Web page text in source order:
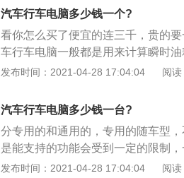
驶者即时掌握车辆信息；3、行车电
量、混合气比例等等。简单地说，
块芯片上集成了微处理器（CPU）
汽车行车电脑多少钱一个?
看你怎么买了便宜的连三千，贵的
车行车电脑一般都是用来计算瞬时
等，有的还可以设置提醒保养，提
基本上都是电喷车，以前化油器的
车电脑都是在仪表盘或者中控台上
参考。
发布时间：2021-04-28 17:04:04 阅
汽车行车电脑多少钱一台?
分专用的和通用的，专用的随车型
是能支持的功能会受到一定的限制
U），一般用于电喷车上。一般用来
发布时间：2021-04-28 17:04:04 阅